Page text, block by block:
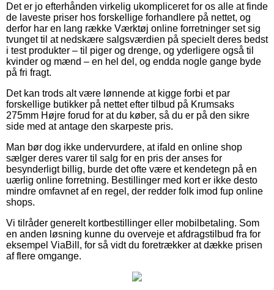
Det er jo efterhånden virkelig ukompliceret for os alle at finde
de laveste priser hos forskellige forhandlere på nettet, og
derfor har en lang række Værktøj online forretninger set sig
tvunget til at nedskære salgsværdien på specielt deres bedst
i test produkter – til piger og drenge, og yderligere også til
kvinder og mænd – en hel del, og endda nogle gange byde
på fri fragt.
Det kan trods alt være lønnende at kigge forbi et par
forskellige butikker på nettet efter tilbud på Krumsaks
275mm Højre forud for at du køber, så du er på den sikre
side med at antage den skarpeste pris.
Man bør dog ikke undervurdere, at ifald en online shop
sælger deres varer til salg for en pris der anses for
besynderligt billig, burde det ofte være et kendetegn på en
uærlig online forretning. Bestillinger med kort er ikke desto
mindre omfavnet af en regel, der redder folk imod fup online
shops.
Vi tilråder generelt kortbestillinger eller mobilbetaling. Som
en anden løsning kunne du overveje et afdragstilbud fra for
eksempel ViaBill, for så vidt du foretrækker at dække prisen
af flere omgange.